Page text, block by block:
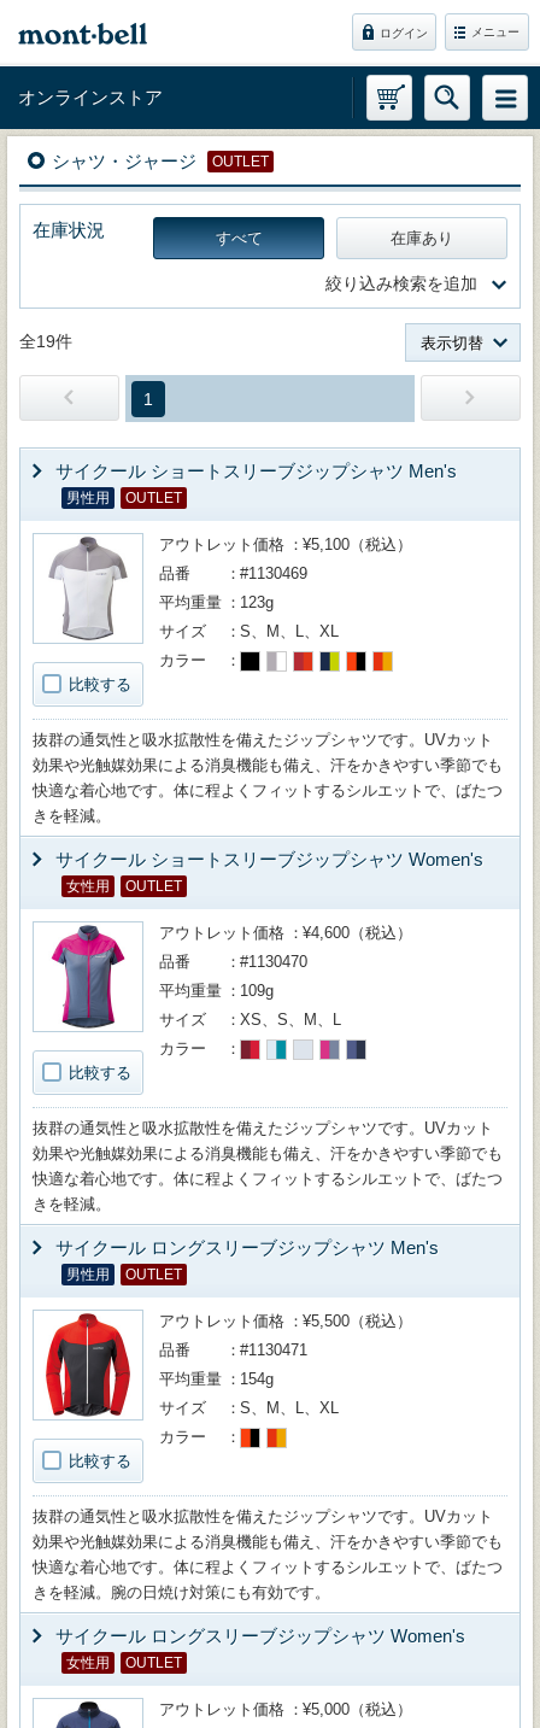
ログイン メニュー
オンラインストア
シャツ・ジャージ OUTLET
在庫状況 すべて 在庫あり
絞り込み検索を追加
全19件 表示切替
1
サイクール ショートスリーブジップシャツ Men's
男性用 OUTLET
比較する
アウトレット価格
¥5,100（税込）
品番
#1130469
平均重量
123g
サイズ
S、M、L、XL
カラー
抜群の通気性と吸水拡散性を備えたジップシャツです。UVカット
効果や光触媒効果による消臭機能も備え、汗をかきやすい季節でも
快適な着心地です。体に程よくフィットするシルエットで、ばたつ
きを軽減。
サイクール ショートスリーブジップシャツ Women's
女性用 OUTLET
比較する
アウトレット価格
¥4,600（税込）
品番
#1130470
平均重量
109g
サイズ
XS、S、M、L
カラー
抜群の通気性と吸水拡散性を備えたジップシャツです。UVカット
効果や光触媒効果による消臭機能も備え、汗をかきやすい季節でも
快適な着心地です。体に程よくフィットするシルエットで、ばたつ
きを軽減。
サイクール ロングスリーブジップシャツ Men's
男性用 OUTLET
比較する
アウトレット価格
¥5,500（税込）
品番
#1130471
平均重量
154g
サイズ
S、M、L、XL
カラー
抜群の通気性と吸水拡散性を備えたジップシャツです。UVカット
効果や光触媒効果による消臭機能も備え、汗をかきやすい季節でも
快適な着心地です。体に程よくフィットするシルエットで、ばたつ
きを軽減。腕の日焼け対策にも有効です。
サイクール ロングスリーブジップシャツ Women's
女性用 OUTLET
アウトレット価格
¥5,000（税込）